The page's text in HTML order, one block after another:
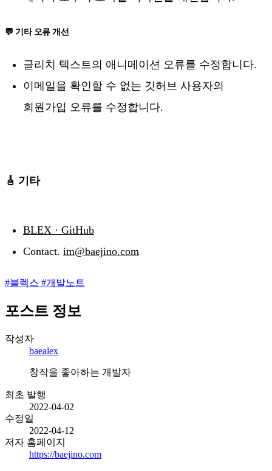
💬 기타 오류 개선
글리치 텍스트의 애니메이션 오류를 수정합니다.
이메일을 확인할 수 없는 깃허브 사용자의
회원가입 오류를 수정합니다.
🎸 기타
BLEX · GitHub
Contact. im@baejino.com
#블렉스 #개발노트
포스트 정보
작성자
baealex
창작을 좋아하는 개발자
최초 발행
2022-04-02
수정일
2022-04-12
저자 홈페이지
https://baejino.com